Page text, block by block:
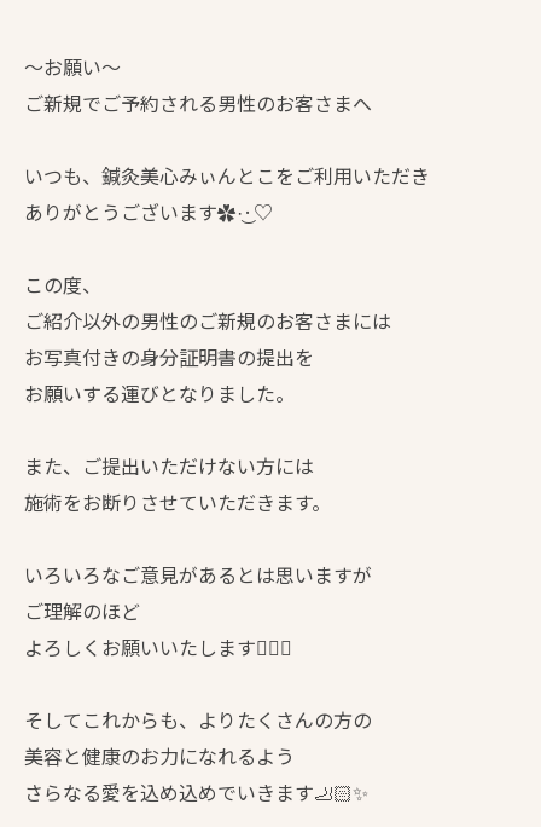
〜お願い〜
ご新規でご予約される男性のお客さまへ
いつも、鍼灸美心みぃんとこをご利用いただき
ありがとうございます✿·͜·♡
この度、
ご紹介以外の男性のご新規のお客さまには
お写真付きの身分証明書の提出を
お願いする運びとなりました。
また、ご提出いただけない方には
施術をお断りさせていただきます。
いろいろなご意見があるとは思いますが
ご理解のほど
よろしくお願いいたします🙇🏻‍♀️
そしてこれからも、よりたくさんの方の
美容と健康のお力になれるよう
さらなる愛を込め込めでいきます🦶🏻✨